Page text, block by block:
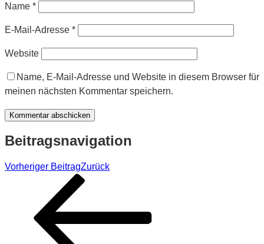
Name *
E-Mail-Adresse *
Website
Name, E-Mail-Adresse und Website in diesem Browser für
meinen nächsten Kommentar speichern.
Beitragsnavigation
Vorheriger BeitragZurück